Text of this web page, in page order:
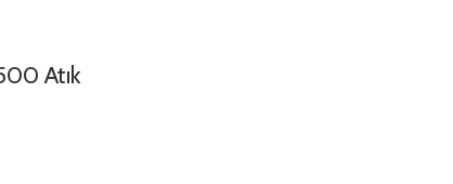
Atık